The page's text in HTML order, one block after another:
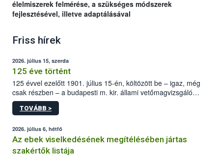
élelmiszerek felmérése, a szükséges módszerek
fejlesztésével, illetve adaptálásával
Friss hírek
2026. július 15, szerda
125 éve történt
125 évvel ezelőtt 1901. július 15-én, költözött be – igaz, még
csak részben – a budapesti m. kir. állami vetőmagvizsgáló
állomás a Kis Rókus utca 15. szám alatti, Czigler Győző által
tervezett új épületébe.
TOVÁBB >
2026. július 6, hétfő
Az ebek viselkedésének megítélésében jártas
szakértők listája